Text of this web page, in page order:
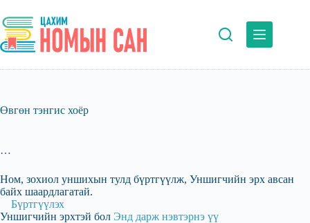
to
content
Өвгөн тэнгис хоёр
…
Ном, зохиол уншихын тулд бүртгүүлж, Уншигчийн эрх авсан
байх шаардлагатай.
Бүртгүүлэх
Уншигчийн эрхтэй бол Энд дарж нэвтэрнэ үү